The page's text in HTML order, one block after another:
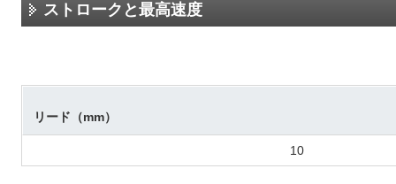
ストロークと最高速度
リード（mm）
10